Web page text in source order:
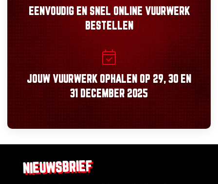
EENVOUDIGEN SNEL ONLINE VUURWERK
BESTELLEN
JOUW VUURWERK OPHALEN OP 29, 30 EN
31 DECEMBER 2025
NIEUWSBRIEF